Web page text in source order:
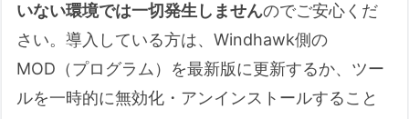
いない環境では一切発生しませんのでご安心くだ
さい。導入している方は、Windhawk側の
MOD（プログラム）を最新版に更新するか、ツー
ルを一時的に無効化・アンインストールすること